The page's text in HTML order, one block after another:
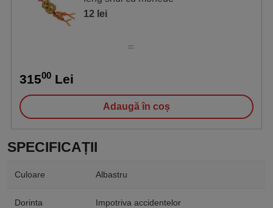
12 lei
31500 Lei
Adaugă în coș
SPECIFICAȚII
Culoare Albastru
Dorinta Impotriva accidentelor